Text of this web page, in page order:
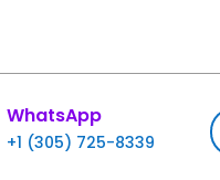
WhatsApp
+1 (305) 725-8339